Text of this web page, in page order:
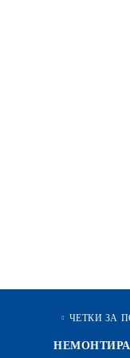
ЧЕТКИ ЗА